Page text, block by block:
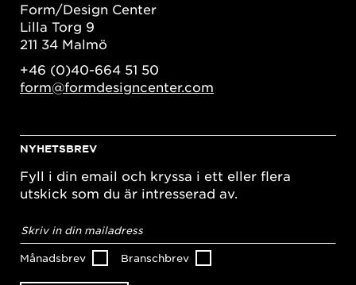
Form/Design Center
Lilla Torg 9
211 34 Malmö
+46 (0)40-664 51 50
form@formdesigncenter.com
NYHETSBREV
Fyll i din email och kryssa i ett eller flera
utskick som du är intresserad av.
postadress*
Månadsbrev Branschbrev